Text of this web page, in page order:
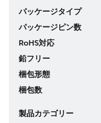
パッケージタイプ
パッケージピン数
RoHS対応
鉛フリー
梱包形態
梱包数
製品カテゴリー